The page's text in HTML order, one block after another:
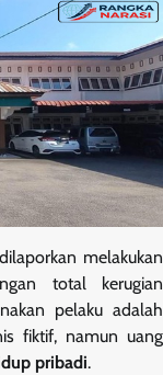
dilaporkan melakukan
total kerugian
pelaku adalah
fiktif, namun uang
pribadi.